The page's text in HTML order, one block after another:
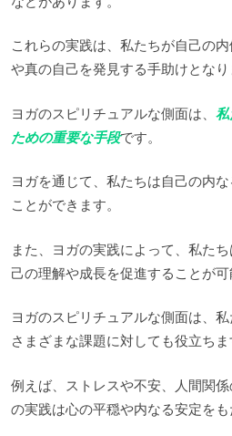
これらの実践は、私たちが自己の
や真の自己を発見する手助けとなり
ヨガのスピリチュアルな側面は、
ための重要な手段です。
ヨガを通じて、私たちは自己の内
ことができます。
また、ヨガの実践によって、私た
己の理解や成長を促進することが可
ヨガのスピリチュアルな側面は、
さまざまな課題に対しても役立ちま
例えば、ストレスや不安、人間関
の実践は心の平穏や内なる安定をも